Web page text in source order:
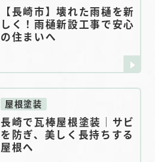
【長崎市】壊れた雨樋を新
しく！雨樋新設工事で安心
の住まいへ
屋根塗装
長崎で瓦棒屋根塗装｜サビ
を防ぎ、美しく長持ちする
屋根へ